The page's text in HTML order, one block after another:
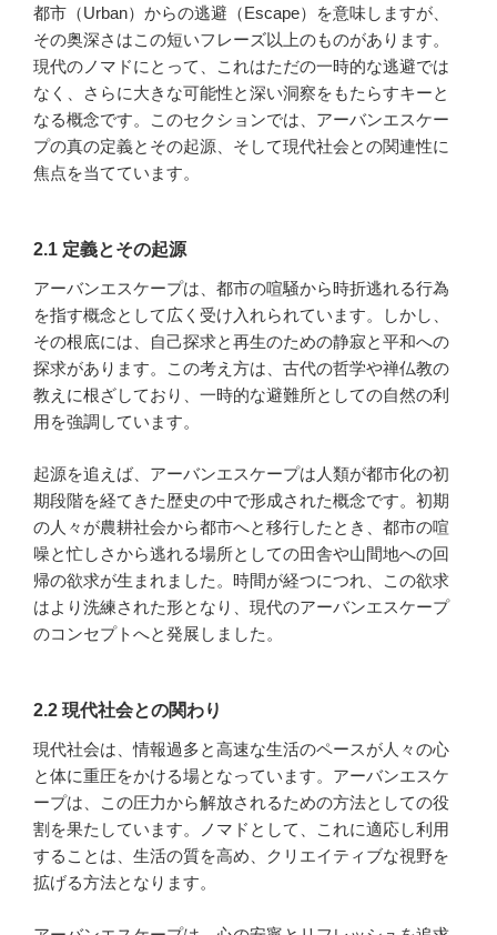
都市（Urban）からの逃避（Escape）を意味しますが、
その奥深さはこの短いフレーズ以上のものがあります。
現代のノマドにとって、これはただの一時的な逃避では
なく、さらに大きな可能性と深い洞察をもたらすキーと
なる概念です。このセクションでは、アーバンエスケー
プの真の定義とその起源、そして現代社会との関連性に
焦点を当てています。
2.1 定義とその起源
アーバンエスケープは、都市の喧騒から時折逃れる行為
を指す概念として広く受け入れられています。しかし、
その根底には、自己探求と再生のための静寂と平和への
探求があります。この考え方は、古代の哲学や禅仏教の
教えに根ざしており、一時的な避難所としての自然の利
用を強調しています。
起源を追えば、アーバンエスケープは人類が都市化の初
期段階を経てきた歴史の中で形成された概念です。初期
の人々が農耕社会から都市へと移行したとき、都市の喧
噪と忙しさから逃れる場所としての田舎や山間地への回
帰の欲求が生まれました。時間が経つにつれ、この欲求
はより洗練された形となり、現代のアーバンエスケープ
のコンセプトへと発展しました。
2.2 現代社会との関わり
現代社会は、情報過多と高速な生活のペースが人々の心
と体に重圧をかける場となっています。アーバンエスケ
ープは、この圧力から解放されるための方法としての役
割を果たしています。ノマドとして、これに適応し利用
することは、生活の質を高め、クリエイティブな視野を
拡げる方法となります。